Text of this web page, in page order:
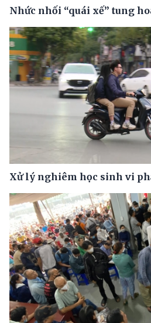
Nhức nhối “quái xế” tung
Xử lý nghiêm học sinh vi